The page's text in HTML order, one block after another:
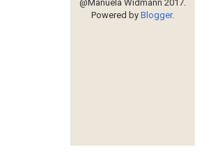
@Manuela Widmann 2017.
Powered by Blogger.